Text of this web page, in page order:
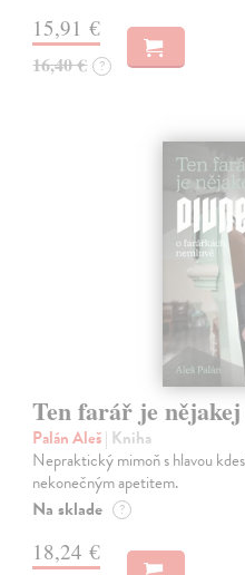
15,91 €
16,40 € ?
Ten farář je
Palán Aleš| Kniha
Nepraktický mimoň s hlavou
nekonečným apetitem.
Na sklade ?
18,24 €